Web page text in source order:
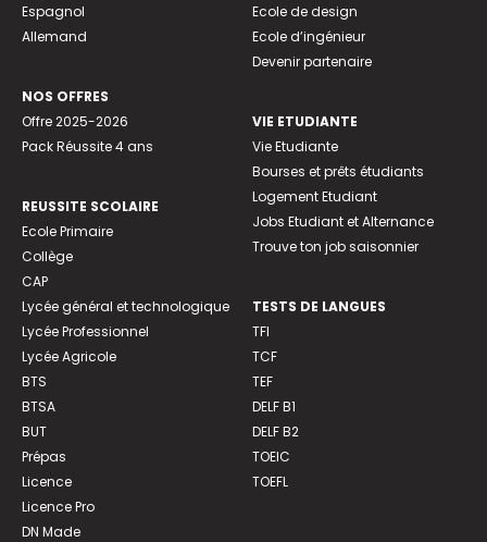
Espagnol
Allemand
NOS OFFRES
Offre 2025-2026
Pack Réussite 4 ans
REUSSITE SCOLAIRE
Ecole Primaire
Collège
CAP
Lycée général et technologique
Lycée Professionnel
Lycée Agricole
BTS
BTSA
BUT
Prépas
Licence
Licence Pro
DN Made
Ecole de design
Ecole d’ingénieur
Devenir partenaire
VIE ETUDIANTE
Vie Etudiante
Bourses et prêts étudiants
Logement Etudiant
Jobs Etudiant et Alternance
Trouve ton job saisonnier
TESTS DE LANGUES
TFI
TCF
TEF
DELF B1
DELF B2
TOEIC
TOEFL